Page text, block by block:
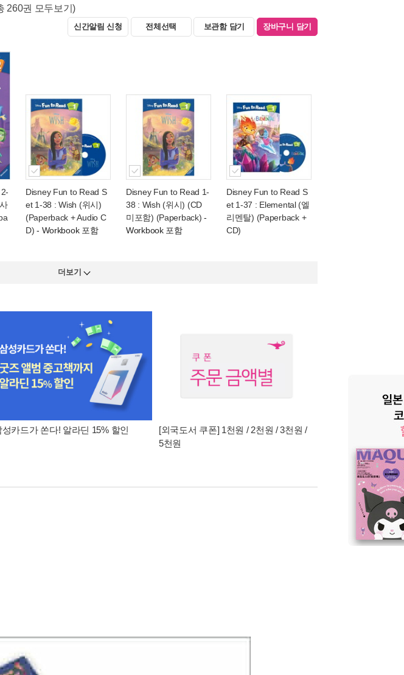
260권 모두보기)
신간알림 신청 전체선택 보관함 담기 장바구니 담기
Disney Fun to Read S
et 1-38 : Wish (위시)
(Paperback + Audio C
D) - Workbook 포함
Disney Fun to Read 1-
38 : Wish (위시) (CD
미포함) (Paperback) -
Workbook 포함
Disney Fun to Read S
et 1-37 : Elemental (엘
리멘탈) (Paperback +
CD)
더보기
성카드가 쏜다! 알라딘 15% 할인
[외국도서 쿠폰] 1천원 / 2천원 / 3천원 /
5천원